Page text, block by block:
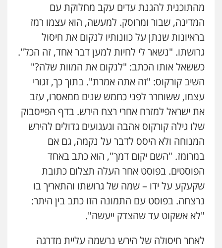
מהתוכנית להגנת עדים עקב מחלוקת עם
המדינה, שבור ומרוסק. למעשה, הוא עצמו רמז
בראיונות שנתן על כוונותיו לנקום את חיסול
גרושתו. "נשאר לי לחיות למען דבר אחד, זה הכל".
כששאל אותו הכתב: "לנקום את המוות שלה?"
השיב קורקוס: "זה אתה אמרת". בתוך כך, זגורי
עצמו, ששוחרר לפני כחמש שנים ממאסרו, עזב
את ישראל למזרח אחרי רצח הירש. בדף הפייסבוק
שלו גילה קורקוס אהבה וגעגועים גדולים להירש
המנוחה ולא היסס לדבר על נקמה, גם אם
במרומז. "השם יקום דמך", הוא כתב באחד
הפוסטים. בפוסט אחר העלה תצלום כתובת
שקעקע על ידו – שמה של גרושתו והתאריך בו
נרצחה. בפוסט עם התמונה הזו כתב בין היתר:
"לא אשקוט עד שהצדק ייעשה".
לאחר חיסולה של הירש נרשמה עליית מדרגה